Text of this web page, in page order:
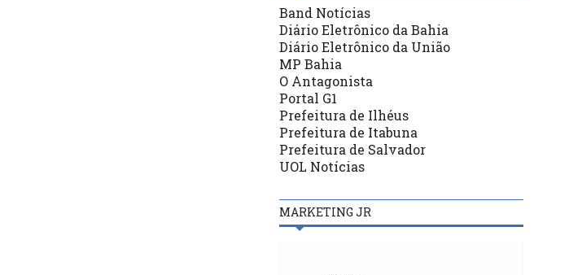
Band Notícias
Diário Eletrônico da Bahia
Diário Eletrônico da União
MP Bahia
O Antagonista
Portal G1
Prefeitura de Ilhéus
Prefeitura de Itabuna
Prefeitura de Salvador
UOL Notícias
MARKETING JR